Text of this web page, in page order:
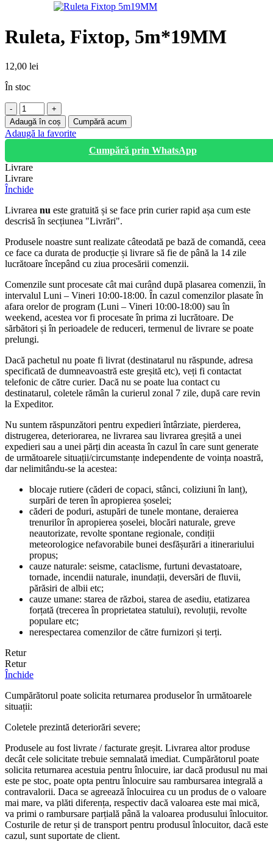
Ruleta, Fixtop, 5m*19MM
12,00 lei
În stoc
Cantitate
Ruleta,
Fixtop,
5m*19MM
Adaugă în coș Cumpără acum
Adaugă la favorite
Cumpără prin WhatsApp
Livrare
Livrare
Închide
Livrarea nu este gratuită și se face prin curier rapid așa cum este
descrisă în secțiunea "Livrări".
Produsele noastre sunt realizate câteodată pe bază de comandă, ceea
ce face ca durata de producție și livrare să fie de până la 14 zile
lucrătoare începând cu ziua procesării comenzii.
Comenzile sunt procesate cât mai curând după plasarea comenzii, în
intervalul Luni – Vineri 10:00-18:00. În cazul comenzilor plasate în
afara orelor de program (Luni – Vineri 10:00-18:00) sau în
weekend, acestea vor fi procesate în prima zi lucrătoare. De
sărbători și în perioadele de reduceri, termenul de livrare se poate
prelungi.
Dacă pachetul nu poate fi livrat (destinatarul nu răspunde, adresa
specificată de dumneavoastră este greșită etc), veți fi contactat
telefonic de către curier. Dacă nu se poate lua contact cu
destinatarul, coletele rămân la curierul zonal 7 zile, după care revin
la Expeditor.
Nu suntem răspunzători pentru expedieri întârziate, pierderea,
distrugerea, deteriorarea, ne livrarea sau livrarea greșită a unei
expedieri sau a unei părți din aceasta în cazul în care sunt generate
de următoarele situații/circumstanțe independente de voința noastră,
dar nelimitându-se la acestea:
blocaje rutiere (căderi de copaci, stânci, coliziuni în lanț),
surpări de teren în apropierea șoselei;
căderi de poduri, astupări de tunele montane, deraierea
trenurilor în apropierea șoselei, blocări naturale, greve
neautorizate, revolte spontane regionale, condiții
meteorologice nefavorabile bunei desfășurări a itinerariului
propus;
cauze naturale: seisme, cataclisme, furtuni devastatoare,
tornade, incendii naturale, inundații, deversări de fluvii,
părăsiri de albii etc;
cauze umane: starea de război, starea de asediu, etatizarea
forțată (trecerea în proprietatea statului), revoluții, revolte
populare etc;
nerespectarea comenzilor de către furnizori și terți.
Retur
Retur
Închide
Cumpărătorul poate solicita returnarea produselor în următoarele
situații:
Coletele prezintă deteriorări severe;
Produsele au fost livrate / facturate greșit. Livrarea altor produse
decât cele solicitate trebuie semnalată imediat. Cumpărătorul poate
solicita returnarea acestuia pentru înlocuire, iar dacă produsul nu mai
este pe stoc, poate opta pentru înlocuire sau rambursarea integrală a
contravalorii. Daca se agreează înlocuirea cu un produs de o valoare
mai mare, va plăti diferența, respectiv dacă valoarea este mai mică,
va primi o rambursare parțială până la valoarea produsului înlocuitor.
Costurile de retur și de transport pentru produsul înlocuitor, dacă este
cazul, sunt suportate de client.